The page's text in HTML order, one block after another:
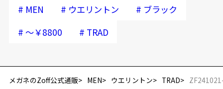
再入荷お知らせメールのお申し込み
# MEN # ウエリントン # ブラック
# ～￥8800 # TRAD
メガネのZoff公式通販 MEN ウエリントン TRAD